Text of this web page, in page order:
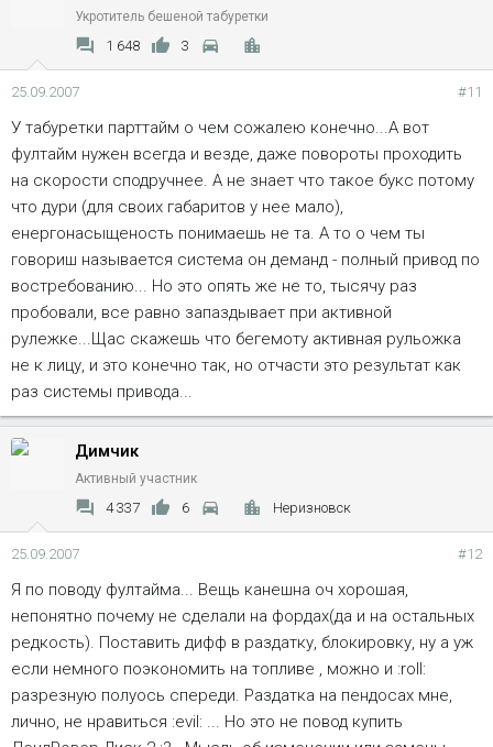
Укротитель бешеной табуретки
1 648 3
25.09.2007 #11
У табуретки парттайм о чем сожалею конечно...А вот
фултайм нужен всегда и везде, даже повороты проходить
на скорости сподручнее. А не знает что такое букс потому
что дури (для своих габаритов у нее мало),
енергонасыщеность понимаешь не та. А то о чем ты
говориш называется система он деманд - полный привод по
востребованию... Но это опять же не то, тысячу раз
пробовали, все равно запаздывает при активной
рулежке...Щас скажешь что бегемоту активная рульожка
не к лицу, и это конечно так, но отчасти это результат как
раз системы привода...
Димчик
Активный участник
4 337 6 Неризновск
25.09.2007 #12
Я по поводу фултайма... Вещь канешна оч хорошая,
непонятно почему не сделали на фордах(да и на остальных
редкость). Поставить дифф в раздатку, блокировку, ну а уж
если немного поэкономить на топливе , можно и :roll:
разрезную полуось спереди. Раздатка на пендосах мне,
лично, не нравиться :evil: ... Но это не повод купить